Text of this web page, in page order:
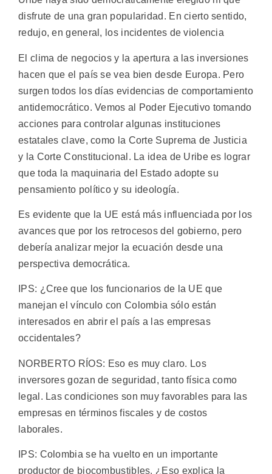
disfrute de una gran popularidad. En cierto sentido,
redujo, en general, los incidentes de violencia
El clima de negocios y la apertura a las inversiones
hacen que el país se vea bien desde Europa. Pero
surgen todos los días evidencias de comportamiento
antidemocrático. Vemos al Poder Ejecutivo tomando
acciones para controlar algunas instituciones
estatales clave, como la Corte Suprema de Justicia
y la Corte Constitucional. La idea de Uribe es lograr
que toda la maquinaria del Estado adopte su
pensamiento político y su ideología.
Es evidente que la UE está más influenciada por los
avances que por los retrocesos del gobierno, pero
debería analizar mejor la ecuación desde una
perspectiva democrática.
IPS: ¿Cree que los funcionarios de la UE que
manejan el vínculo con Colombia sólo están
interesados en abrir el país a las empresas
occidentales?
NORBERTO RÍOS: Eso es muy claro. Los
inversores gozan de seguridad, tanto física como
legal. Las condiciones son muy favorables para las
empresas en términos fiscales y de costos
laborales.
IPS: Colombia se ha vuelto en un importante
productor de biocombustibles. ¿Eso explica la